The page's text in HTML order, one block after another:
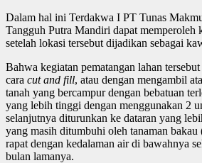
Dalam hal ini Terdakwa I PT Tunas
Tangguh Putra Mandiri dapat memperoleh
setelah lokasi tersebut dijadikan sebagai
Bahwa kegiatan pematangan lahan
cara cut and fill, atau dengan mengambil
tanah yang bercampur dengan bebatuan
yang lebih tinggi dengan menggunakan 2
selanjutnya diturunkan ke dataran yang
yang masih ditumbuhi oleh tanaman
rapat dengan kedalaman air di bawahnya
bulan lamanya.